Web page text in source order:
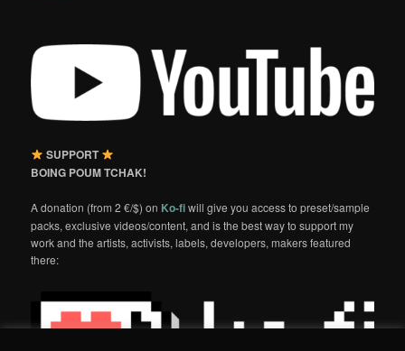
SUPPORT
BOING POUM TCHAK!
A donation (from 2 €/$) on Ko-fiwill give you access to preset/sample
packs, exclusive videos/content, and is the best way to support my
work and the artists, activists, labels, developers, makers featured
there: